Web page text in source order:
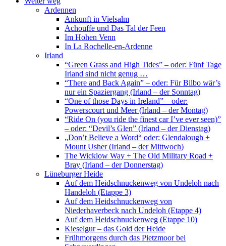
Ardennen
Ankunft in Vielsalm
Achouffe und Das Tal der Feen
Im Hohen Venn
In La Rochelle-en-Ardenne
Irland
“Green Grass and High Tides” – oder: Fünf Tage
Irland sind nicht genug …
“There and Back Again” – oder: Für Bilbo wär’s
nur ein Spaziergang (Irland – der Sonntag)
“One of those Days in Ireland” – oder:
Powerscourt und Meer (Irland – der Montag)
“Ride On (you ride the finest car I’ve ever seen)”
– oder: “Devil’s Glen” (Irland – der Dienstag)
„Don’t Believe a Word“ oder: Glendalough +
Mount Usher (Irland – der Mittwoch)
The Wicklow Way + The Old Military Road +
Bray (Irland – der Donnerstag)
Lüneburger Heide
Auf dem Heidschnuckenweg von Undeloh nach
Handeloh (Etappe 3)
Auf dem Heidschnuckenweg von
Niederhaverbeck nach Undeloh (Etappe 4)
Auf dem Heidschnuckenweg (Etappe 10)
Kieselgur – das Gold der Heide
Frühmorgens durch das Pietzmoor bei